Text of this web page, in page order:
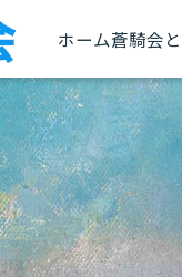
ホーム蒼騎会